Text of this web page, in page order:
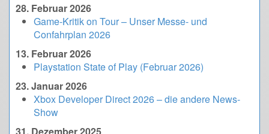
28. Februar 2026
Game-Kritik on Tour – Unser Messe- und
Confahrplan 2026
13. Februar 2026
Playstation State of Play (Februar 2026)
23. Januar 2026
Xbox Developer Direct 2026 – die andere News-
Show
31. Dezember 2025